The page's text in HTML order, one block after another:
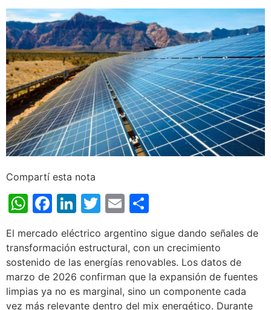
Compartí esta nota
WhatsApp
Facebook
LinkedIn
Twitter
Email
El mercado eléctrico argentino sigue dando señales de
transformación estructural, con un crecimiento
sostenido de las energías renovables. Los datos de
marzo de 2026 confirman que la expansión de fuentes
limpias ya no es marginal, sino un componente cada
vez más relevante dentro del mix energético. Durante